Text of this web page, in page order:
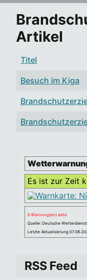
Artikel
Titel
Besuch im Kiga
Es ist zur Zeit
0 Warnung(en) aktiv
Quelle: Deutsche Wetterdienst
Letzte Aktualisierung
RSS Feed